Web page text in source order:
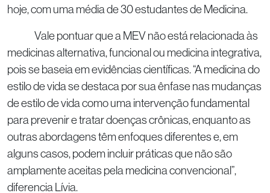
hoje, com uma média de 30 estudantes de Medicina.
Vale pontuar que a MEV não está relacionada às
medicinas alternativa, funcional ou medicina integrativa,
pois se baseia em evidências científicas. “A medicina do
estilo de vida se destaca por sua ênfase nas mudanças
de estilo de vida como uma intervenção fundamental
para prevenir e tratar doenças crônicas, enquanto as
outras abordagens têm enfoques diferentes e, em
alguns casos, podem incluir práticas que não são
amplamente aceitas pela medicina convencional”,
diferencia Lívia.